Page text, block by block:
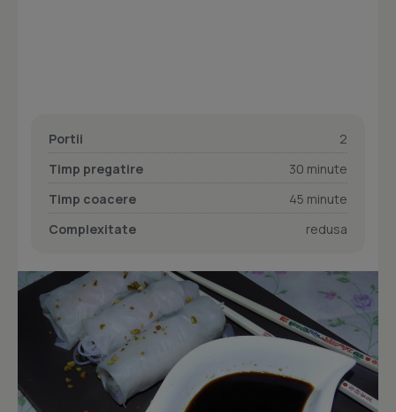
Portii
2
Timp pregatire
30 minute
Timp coacere
45 minute
Complexitate
redusa